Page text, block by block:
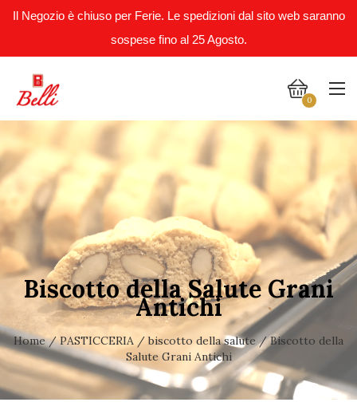
Il Negozio è chiuso per Ferie. Le spedizioni dal sito web saranno
sospese fino al 25 Agosto.
0
Biscotto della Salute Grani
Antichi
Home/PASTICCERIA /biscotto della salute/ Biscotto della
Salute Grani Antichi